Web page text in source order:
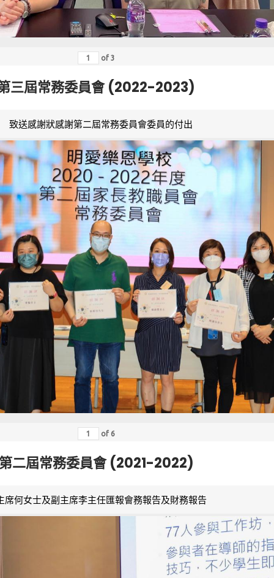
of 3
三屆常務委員會 (2022-2023)
致送感謝狀感謝第二屆常務委員會委員的付出
of 6
二屆常務委員會 (2021-2022)
席何女士及副主席李主任匯報會務報告及財務報告